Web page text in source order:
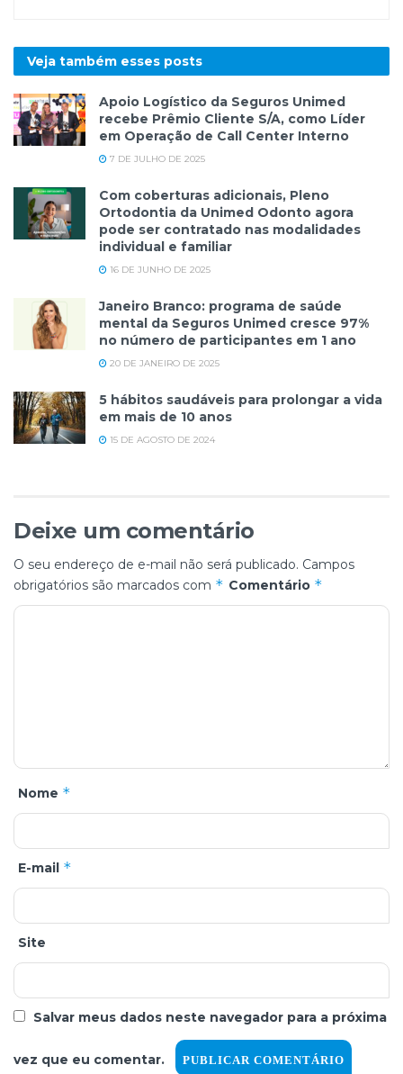
Veja também esses posts
Apoio Logístico da Seguros Unimed
recebe Prêmio Cliente S/A, como Líder
em Operação de Call Center Interno
7 DE JULHO DE 2025
Com coberturas adicionais, Pleno
Ortodontia da Unimed Odonto agora
pode ser contratado nas modalidades
individual e familiar
16 DE JUNHO DE 2025
Janeiro Branco: programa de saúde
mental da Seguros Unimed cresce 97%
no número de participantes em 1 ano
20 DE JANEIRO DE 2025
5 hábitos saudáveis para prolongar a vida
em mais de 10 anos
15 DE AGOSTO DE 2024
Deixe um comentário
O seu endereço de e-mail não será publicado. Campos
obrigatórios são marcados com * Comentário *
Nome *
E-mail *
Site
Salvar meus dados neste navegador para a próxima
vez que eu comentar.